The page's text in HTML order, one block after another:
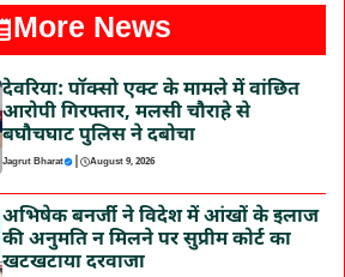
More News
देवरिया: पॉक्सो एक्ट के मामले में वांछित
आरोपी गिरफ्तार, मलसी चौराहे से
बघौचघाट पुलिस ने दबोचा
Jagrut Bharat | August 9, 2026
अभिषेक बनर्जी ने विदेश में आंखों के इलाज
की अनुमति न मिलने पर सुप्रीम कोर्ट का
खटखटाया दरवाजा